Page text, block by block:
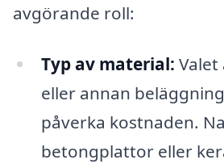
avgörande roll:
Typ av material:
eller annan
påverka kostnaden.
betongplattor eller